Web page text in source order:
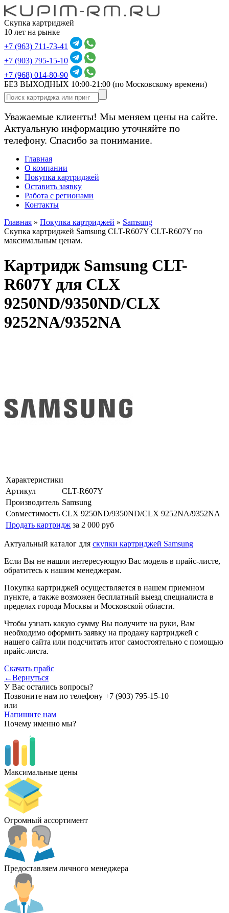
Скупка картриджей
10 лет на рынке
+7 (963) 711-73-41
+7 (903) 795-15-10
+7 (968) 014-80-90
БЕЗ ВЫХОДНЫХ 10:00-21:00 (по Московскому времени)
Уважаемые клиенты! Мы меняем цены на сайте.
Актуальную информацию уточняйте по
телефону. Спасибо за понимание.
Главная
О компании
Покупка картриджей
Оставить заявку
Работа с регионами
Контакты
Главная » Покупка картриджей » Samsung
Скупка картриджей Samsung CLT-R607Y CLT-R607Y по
максимальным ценам.
Картридж Samsung CLT-
R607Y для CLX
9250ND/9350ND/CLX
9252NA/9352NA
Характеристики
Артикул
CLT-R607Y
Производитель Samsung
Совместимость CLX 9250ND/9350ND/CLX 9252NA/9352NA
Продать картридж за 2 000 руб
Актуальный каталог для скупки картриджей Samsung
Если Вы не нашли интересующую Вас модель в прайс-листе,
обратитесь к нашим менеджерам.
Покупка картриджей осуществляется в нашем приемном
пункте, а также возможен бесплатный выезд специалиста в
пределах города Москвы и Московской области.
Чтобы узнать какую сумму Вы получите на руки, Вам
необходимо оформить заявку на продажу картриджей с
нашего сайта или подсчитать итог самостоятельно с помощью
прайс-листа.
Скачать прайс
←Вернуться
У Вас остались вопросы?
Позвоните нам по телефону +7 (903) 795-15-10
или
Напишите нам
Почему именно мы?
Максимальные цены
Огромный ассортимент
Предоставляем личного менеджера